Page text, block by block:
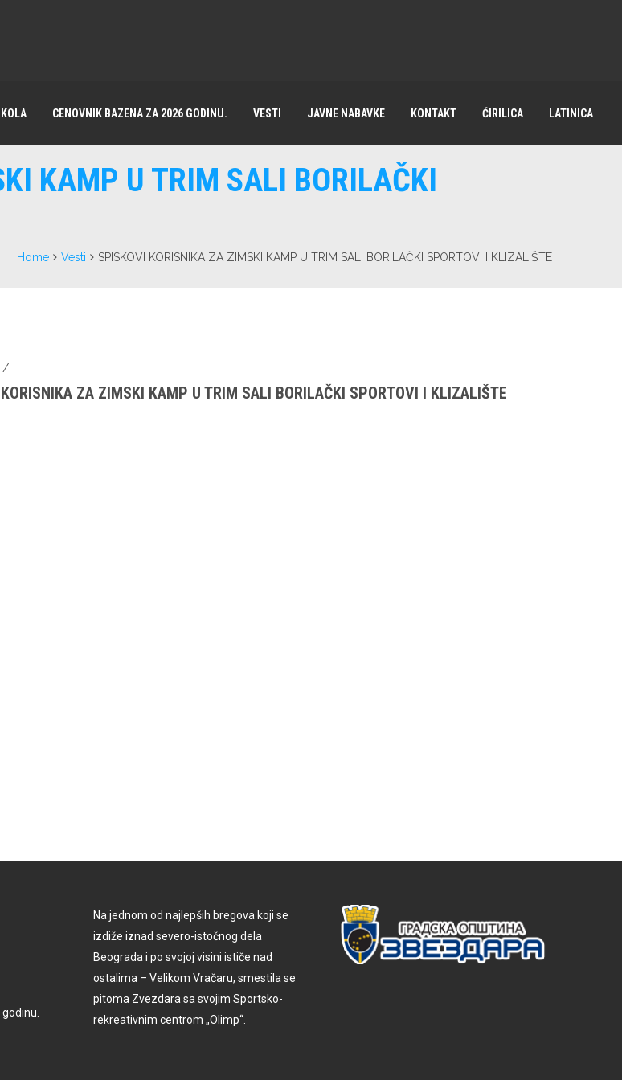
CENOVNIK BAZENA ZA 2026 GODINU. VESTI JAVNE NABAVKE KONTAKT ĆIRILICA LATINICA
KAMP U TRIM SALI BORILAČKI
Home Vesti SPISKOVI KORISNIKA ZA ZIMSKI KAMP U TRIM SALI BORILAČKI SPORTOVI I KLIZALIŠTE
/
ZA ZIMSKI KAMP U TRIM SALI BORILAČKI SPORTOVI I KLIZALIŠTE
Na jednom od najlepših bregova koji se
izdiže iznad severo-istočnog dela
Beograda i po svojoj visini ističe nad
ostalima – Velikom Vračaru, smestila se
pitoma Zvezdara sa svojim Sportsko-
rekreativnim centrom „Olimp“.